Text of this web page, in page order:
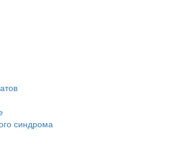
синдрома